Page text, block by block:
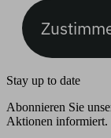
Stay up to date
Abonnieren Sie
Aktionen informiert.